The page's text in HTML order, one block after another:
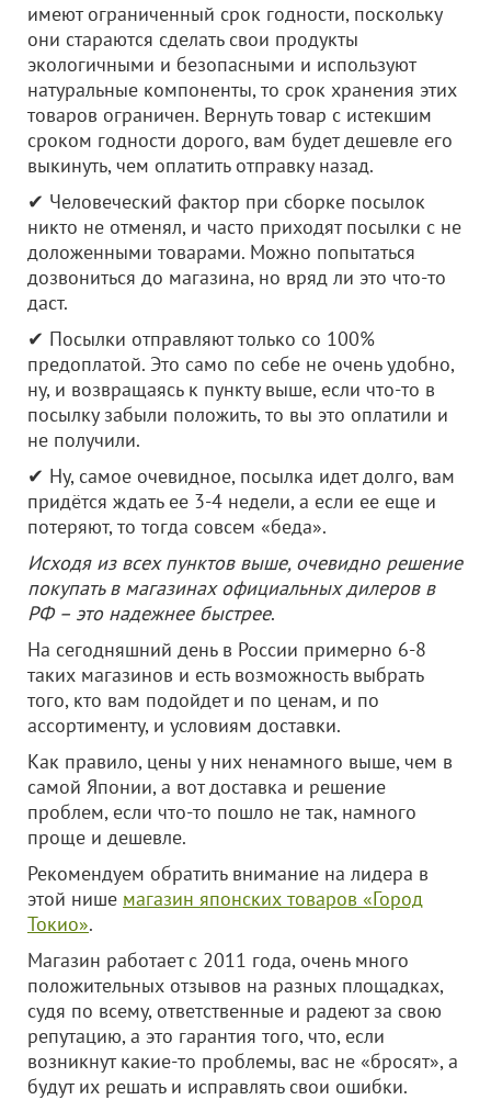
имеют ограниченный срок годности, поскольку
они стараются сделать свои продукты
экологичными и безопасными и используют
натуральные компоненты, то срок хранения этих
товаров ограничен. Вернуть товар с истекшим
сроком годности дорого, вам будет дешевле его
выкинуть, чем оплатить отправку назад.
✔ Человеческий фактор при сборке посылок
никто не отменял, и часто приходят посылки с не
доложенными товарами. Можно попытаться
дозвониться до магазина, но вряд ли это что-то
даст.
✔ Посылки отправляют только со 100%
предоплатой. Это само по себе не очень удобно,
ну, и возвращаясь к пункту выше, если что-то в
посылку забыли положить, то вы это оплатили и
не получили.
✔ Ну, самое очевидное, посылка идет долго, вам
придётся ждать ее 3-4 недели, а если ее еще и
потеряют, то тогда совсем «беда».
Исходя из всех пунктов выше, очевидно решение
покупать в магазинах официальных дилеров в
РФ – это надежнее быстрее.
На сегодняшний день в России примерно 6-8
таких магазинов и есть возможность выбрать
того, кто вам подойдет и по ценам, и по
ассортименту, и условиям доставки.
Как правило, цены у них ненамного выше, чем в
самой Японии, а вот доставка и решение
проблем, если что-то пошло не так, намного
проще и дешевле.
Рекомендуем обратить внимание на лидера в
этой нише магазин японских товаров «Город
Токио».
Магазин работает с 2011 года, очень много
положительных отзывов на разных площадках,
судя по всему, ответственные и радеют за свою
репутацию, а это гарантия того, что, если
возникнут какие-то проблемы, вас не «бросят», а
будут их решать и исправлять свои ошибки.